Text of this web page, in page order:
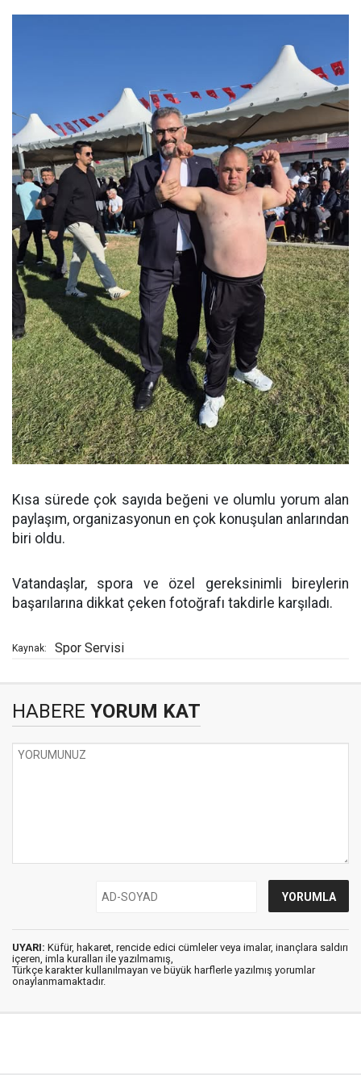
Kısa sürede çok sayıda beğeni ve olumlu yorum alan
paylaşım, organizasyonun en çok konuşulan anlarından
biri oldu.
Vatandaşlar, spora ve özel gereksinimli bireylerin
başarılarına dikkat çeken fotoğrafı takdirle karşıladı.
Kaynak: Spor Servisi
HABERE YORUM KAT
UYARI: Küfür, hakaret, rencide edici cümleler veya imalar, inançlara saldırı
içeren, imla kuralları ile yazılmamış,
Türkçe karakter kullanılmayan ve büyük harflerle yazılmış yorumlar
onaylanmamaktadır.